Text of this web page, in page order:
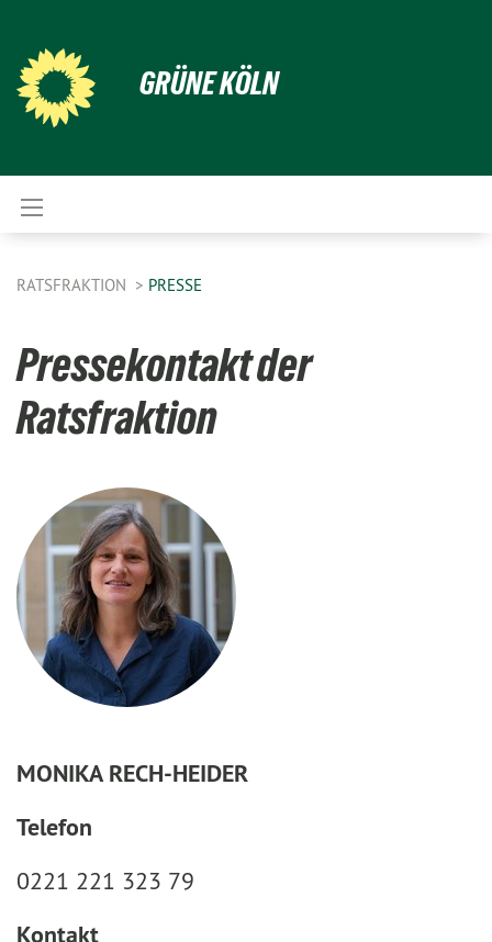
GRÜNE KÖLN
RATSFRAKTION PRESSE
Pressekontakt der
Ratsfraktion
MONIKA RECH-HEIDER
Telefon
0221 221 323 79
Kontakt